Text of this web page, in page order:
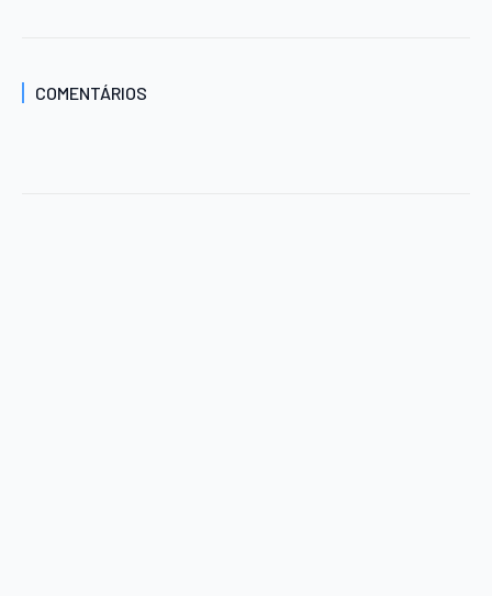
COMENTÁRIOS